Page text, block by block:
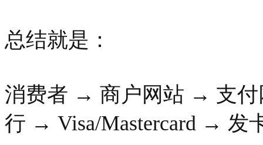
总结就是：
消费者 → 商户网站 → 支付
行 → Visa/Mastercard → 发